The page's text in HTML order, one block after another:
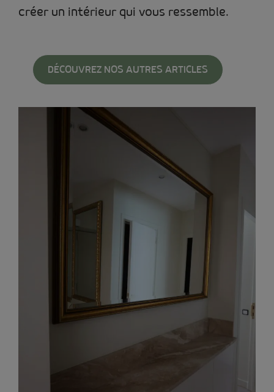
créer un intérieur qui vous ressemble.
DÉCOUVREZ NOS AUTRES ARTICLES